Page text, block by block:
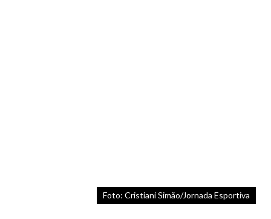
Foto: Cristiani Simão/Jornada Esportiva